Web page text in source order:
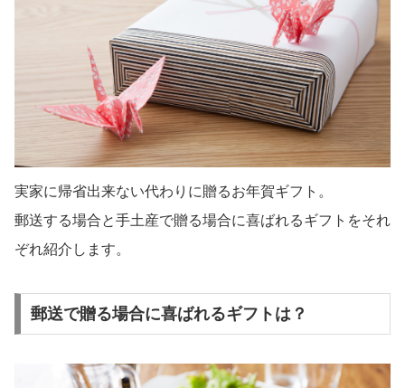
実家に帰省出来ない代わりに贈るお年賀ギフト。
郵送する場合と手土産で贈る場合に喜ばれるギフトをそれ
ぞれ紹介します。
郵送で贈る場合に喜ばれるギフトは？